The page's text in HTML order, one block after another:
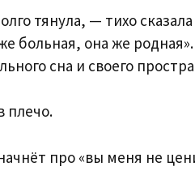
тянула, — тихо
больная, она же
сна и своего
плечо.
про «вы меня не